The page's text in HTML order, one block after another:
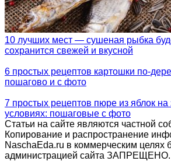
10 лучших мест — сушеная рыбка
сохранится свежей и вкусной
6 простых рецептов картошки по-
пошагово и с фото
7 простых рецептов пюре из яблок
условиях: пошаговые с фото
Статьи на сайте являются частной
Копирование и распространение
NaschaEda.ru в коммерческим целях
администрацией сайта